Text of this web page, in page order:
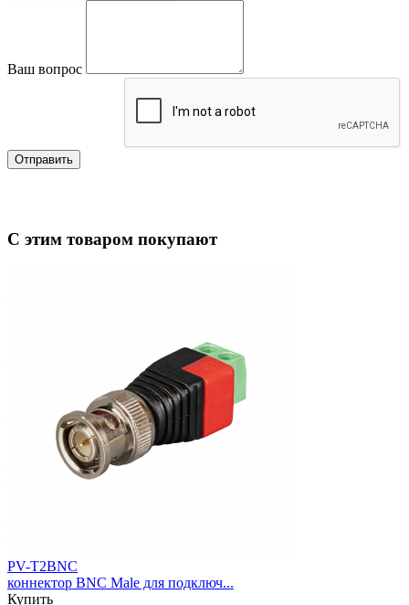
Ваш вопрос
Отправить
С этим товаром покупают
PV-T2BNC
коннектор BNC Male для подключ...
Купить